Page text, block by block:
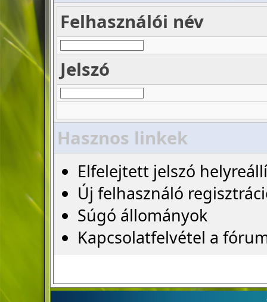
Felhasználói név
Jelszó
Hasznos linkek
Elfelejtett jelszó
Új felhasználó
Súgó állományok
Kapcsolatfelvétel a